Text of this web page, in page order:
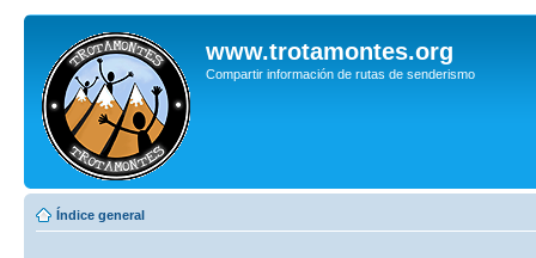
www.trotamontes.org
Compartir información de rutas de senderismo
Índice general